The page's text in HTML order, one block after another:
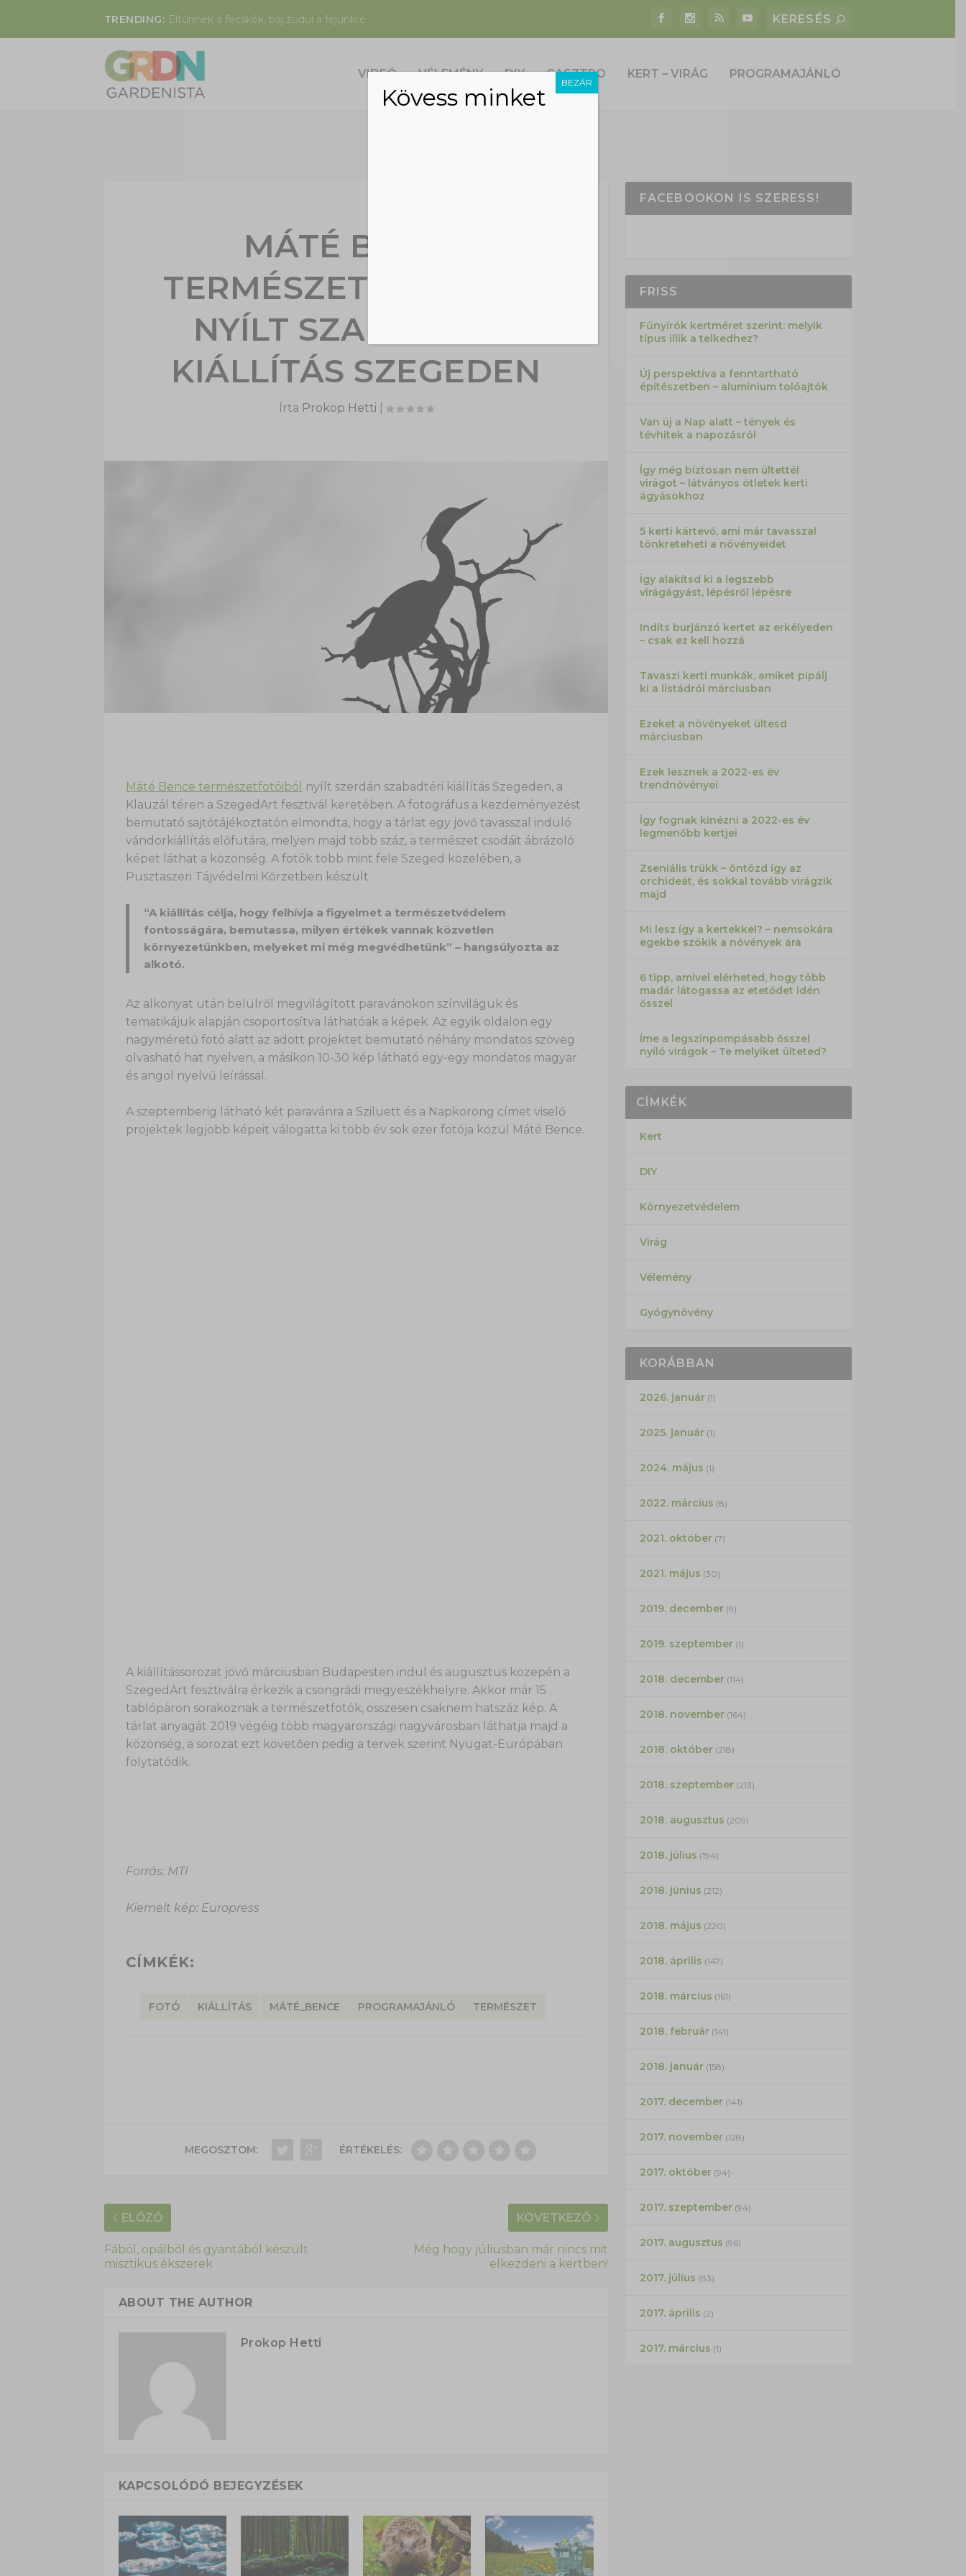
TRENDING: Eltűnnek a fecskék, baj zúdul a fejünkre
VIDEÓ VÉLEMÉNY DIY GASZTRO KERT – VIRÁG PROGRAMAJÁNLÓ
MÁTÉ BENCE
TERMÉSZETFOTÓIBÓL
NYÍLT SZABADTÉRI
KIÁLLÍTÁS SZEGEDEN
Írta Prokop Hetti
Máté Bence természetfotóiból
nyílt szerdán szabadtéri kiállítás Szegeden, a
Klauzál téren a SzegedArt fesztivál keretében. A fotográfus a kezdeményezést
bemutató sajtótájékoztatón elmondta, hogy a tárlat egy jövő tavasszal induló
vándorkiállítás előfutára, melyen majd több száz, a természet csodáit ábrázoló
képet láthat a közönség. A fotók több mint fele Szeged közelében, a
Pusztaszeri Tájvédelmi Körzetben készült.
“A kiállítás célja, hogy felhívja a figyelmet a természetvédelem
fontosságára, bemutassa, milyen értékek vannak közvetlen
környezetünkben, melyeket mi még megvédhetünk” – hangsúlyozta az
alkotó.
Az alkonyat után belülről megvilágított paravánokon színviláguk és
tematikájuk alapján csoportosítva láthatóak a képek. Az egyik oldalon egy
nagyméretű fotó alatt az adott projektet bemutató néhány mondatos szöveg
olvasható hat nyelven, a másikon 10-30 kép látható egy-egy mondatos magyar
és angol nyelvű leírással.
A szeptemberig látható két paravánra a Sziluett és a Napkorong címet viselő
projektek legjobb képeit válogatta ki több év sok ezer fotója közül Máté Bence.
A kiállítássorozat jövő márciusban Budapesten indul és augusztus közepén a
SzegedArt fesztiválra érkezik a csongrádi megyeszékhelyre. Akkor már 15
tablópáron sorakoznak a természetfotók, összesen csaknem hatszáz kép. A
tárlat anyagát 2019 végéig több magyarországi nagyvárosban láthatja majd a
közönség, a sorozat ezt követően pedig a tervek szerint Nyugat-Európában
folytatódik.
Forrás: MTI
Kiemelt kép: Europress
CÍMKÉK:
FOTÓ KIÁLLÍTÁS MÁTÉ_BENCE PROGRAMAJÁNLÓ TERMÉSZET
MEGOSZTOM: ÉRTÉKELÉS:
ELŐZŐ
Fából, opálból és gyantából készült
misztikus ékszerek
KÖVETKEZŐ
Még hogy júliusban már nincs mit
elkezdeni a kertben!
ABOUT THE AUTHOR
Prokop Hetti
KAPCSOLÓDÓ BEJEGYZÉSEK
FACEBOOKON IS SZERESS!
FRISS
Fűnyírók kertméret szerint: melyik
típus illik a telkedhez?
Új perspektíva a fenntartható
építészetben – alumínium tolóajtók
Van új a Nap alatt – tények és
tévhitek a napozásról
Így még biztosan nem ültettél
virágot – látványos ötletek kerti
ágyásokhoz
5 kerti kártevő, ami már tavasszal
tönkreteheti a növényeidet
Így alakítsd ki a legszebb
virágágyást, lépésről lépésre
Indíts burjánzó kertet az erkélyeden
– csak ez kell hozzá
Tavaszi kerti munkák, amiket pipálj
ki a listádról márciusban
Ezeket a növényeket ültesd
márciusban
Ezek lesznek a 2022-es év
trendnövényei
Így fognak kinézni a 2022-es év
legmenőbb kertjei
Zseniális trükk – öntözd így az
orchideát, és sokkal tovább virágzik
majd
Mi lesz így a kertekkel? – nemsokára
egekbe szökik a növények ára
6 tipp, amivel elérheted, hogy több
madár látogassa az etetődet idén
ősszel
Íme a legszínpompásabb ősszel
nyíló virágok – Te melyiket ülteted?
CÍMKÉK
Kert
DIY
Környezetvédelem
Virág
Vélemény
Gyógynövény
KORÁBBAN
2026. január(1)
2025. január(1)
2024. május (1)
2022. március (8)
2021. október(7)
2021. május (30)
2019. december(9)
2019. szeptember(1)
2018. december(114)
2018. november(164)
2018. október(218)
2018. szeptember(213)
2018. augusztus (209)
2018. július (194)
2018. június (212)
2018. május (220)
2018. április (147)
2018. március (161)
2018. február(141)
2018. január(158)
2017. december(141)
2017. november(128)
2017. október(94)
2017. szeptember(94)
2017. augusztus (96)
2017. július (83)
2017. április (2)
2017. március (1)
Kövess minket
BEZÁR